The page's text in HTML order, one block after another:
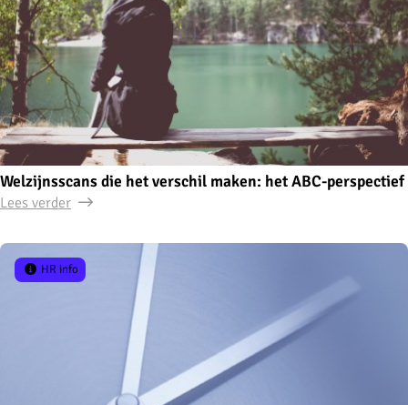
Welzijnsscans die het verschil maken: het ABC-perspectief
Lees verder
HR info